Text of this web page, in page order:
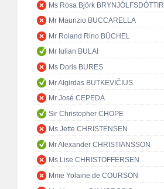
Ms Rósa Björk BRYNJÓLFSDÓTTIR
Mr Maurizio BUCCARELLA
Mr Roland Rino BÜCHEL
Mr Iulian BULAI
Ms Doris BURES
Mr Algirdas BUTKEVIČIUS
Mr José CEPEDA
Sir Christopher CHOPE
Ms Jette CHRISTENSEN
Mr Alexander CHRISTIANSSON
Ms Lise CHRISTOFFERSEN
Mme Yolaine de COURSON